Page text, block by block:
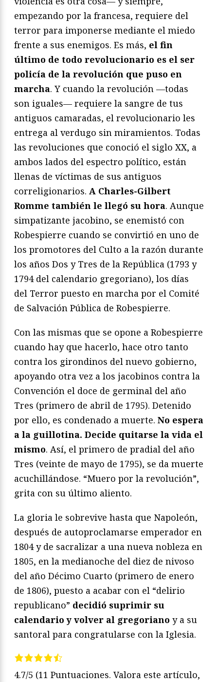
empezando por la francesa, requiere del
terror para imponerse mediante el miedo
frente a sus enemigos. Es más, el fin
último de todo revolucionario es el ser
policía de la revolución que puso en
marcha. Y cuando la revolución —todas
son iguales— requiere la sangre de tus
antiguos camaradas, el revolucionario les
entrega al verdugo sin miramientos. Todas
las revoluciones que conoció el siglo XX, a
ambos lados del espectro político, están
llenas de víctimas de sus antiguos
correligionarios. A Charles-Gilbert
Romme también le llegó su hora. Aunque
simpatizante jacobino, se enemistó con
Robespierre cuando se convirtió en uno de
los promotores del Culto a la razón durante
los años Dos y Tres de la República (1793 y
1794 del calendario gregoriano), los días
del Terror puesto en marcha por el Comité
de Salvación Pública de Robespierre.
Con las mismas que se opone a Robespierre
cuando hay que hacerlo, hace otro tanto
contra los girondinos del nuevo gobierno,
apoyando otra vez a los jacobinos contra la
Convención el doce de germinal del año
Tres (primero de abril de 1795). Detenido
por ello, es condenado a muerte. No espera
a la guillotina. Decide quitarse la vida el
mismo. Así, el primero de pradial del año
Tres (veinte de mayo de 1795), se da muerte
acuchillándose. “Muero por la revolución”,
grita con su último aliento.
La gloria le sobrevive hasta que Napoleón,
después de autoproclamarse emperador en
1804 y de sacralizar a una nueva nobleza en
1805, en la medianoche del diez de nivoso
del año Décimo Cuarto (primero de enero
de 1806), puesto a acabar con el “delirio
republicano” decidió suprimir su
calendario y volver al gregoriano y a su
santoral para congratularse con la Iglesia.
4.7/5 (11 Puntuaciones. Valora este artículo,